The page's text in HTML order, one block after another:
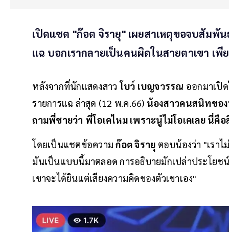
เปิดแชต "ก๊อต จิรายุ" เผยสาเหตุขอจบสัมพั
แฉ บอกเรากลายเป็นคนผิดในสายตาเขา เพี
หลังจากที่นักแสดงสาวโบว์ เบญจวรรณ ออกมาเปิ
รายการแฉ ล่าสุด (12 พ.ค.66) น้องสาวคนสนิทขอ
ถามพี่ชายว่า พี่โอเคไหม เพราะนู๋ไม่โอเคเลย นี่คื
โดยเป็นแชตข้อความ ก๊อต จิรายุ ตอบน้องว่า "เรา
มันเป็นแบบนี้มาตลอด การอธิบายมักเปล่าประโยชน์
เขาจะได้ยินแต่เสียงความคิดของตัวเขาเอง"